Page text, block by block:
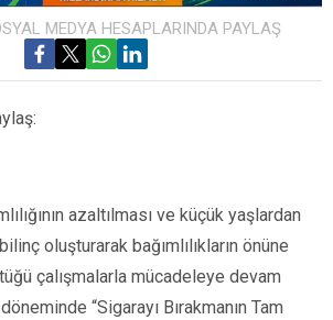
MEDYA HESAPLARINDA PAYLAŞ
azaltılması ve küçük yaşlardan
oluşturarak bağımlılıkların önüne
çalışmalarla mücadeleye devam
“Sigarayı Bırakmanın Tam